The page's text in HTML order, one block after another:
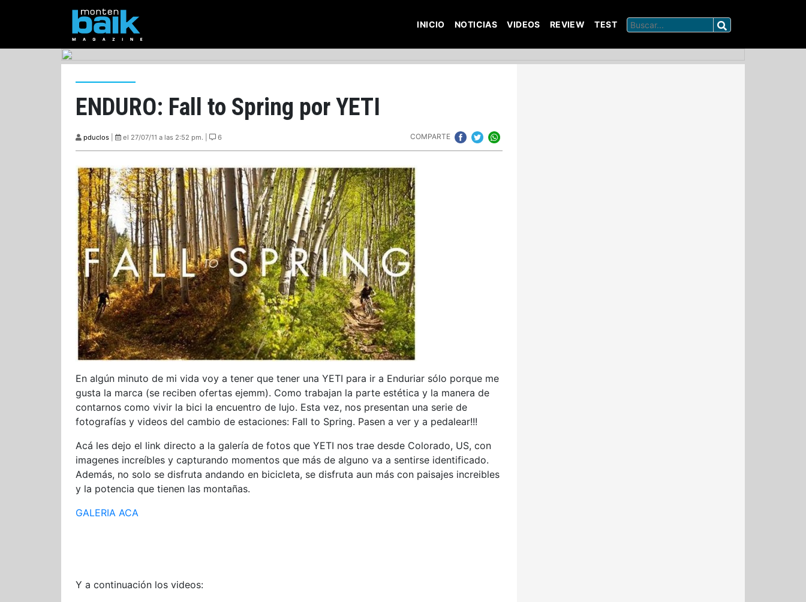
INICIO NOTICIAS VIDEOS REVIEW TEST
ENDURO: Fall to Spring por YETI
pduclos el 27/07/11 a las 2:52 pm. | 6 COMPARTE
En algún minuto de mi vida voy a tener que tener una YETI para ir a Enduriar sólo porque me
gusta la marca (se reciben ofertas ejemm). Como trabajan la parte estética y la manera de
contarnos como vivir la bici la encuentro de lujo. Esta vez, nos presentan una serie de
fotografías y videos del cambio de estaciones: Fall to Spring. Pasen a ver y a pedalear!!!
Acá les dejo el link directo a la galería de fotos que YETI nos trae desde Colorado, US, con
imagenes increíbles y capturando momentos que más de alguno va a sentirse identificado.
Además, no solo se disfruta andando en bicicleta, se disfruta aun más con paisajes increibles
y la potencia que tienen las montañas.
GALERIA ACA
Y a continuación los videos: